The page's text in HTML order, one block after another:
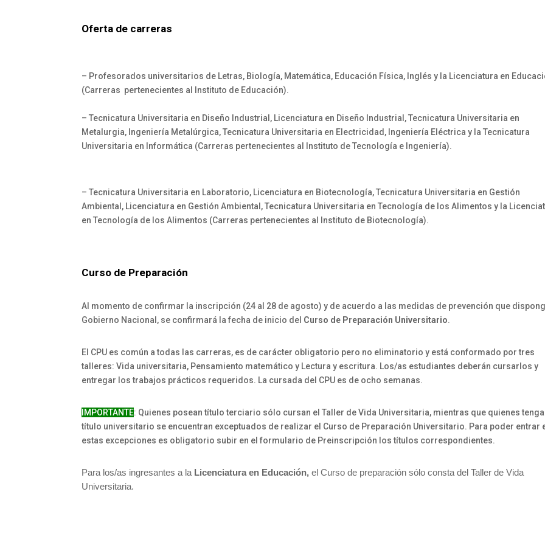
Oferta de carreras
– Profesorados universitarios de Letras, Biología, Matemática, Educación Física, Inglés y la Licenciatura en
(Carreras pertenecientes al Instituto de Educación).
– Tecnicatura Universitaria en Diseño Industrial, Licenciatura en Diseño Industrial, Tecnicatura Universitaria en
Metalurgia, Ingeniería Metalúrgica, Tecnicatura Universitaria en Electricidad, Ingeniería Eléctrica y la Tecnicatura
Universitaria en Informática (Carreras pertenecientes al Instituto de Tecnología e Ingeniería).
– Tecnicatura Universitaria en Laboratorio, Licenciatura en Biotecnología, Tecnicatura Universitaria en Gestión
Ambiental, Licenciatura en Gestión Ambiental, Tecnicatura Universitaria en Tecnología de los Alimentos y la
en Tecnología de los Alimentos (Carreras pertenecientes al Instituto de Biotecnología).
Curso de Preparación
Al momento de confirmar la inscripción (24 al 28 de agosto) y de acuerdo a las medidas de prevención que
Gobierno Nacional, se confirmará la fecha de inicio del Curso de Preparación Universitario.
El CPU es común a todas las carreras, es de carácter obligatorio pero no eliminatorio y está conformado por tres
talleres: Vida universitaria, Pensamiento matemático y Lectura y escritura. Los/as estudiantes deberán cursarlos y
entregar los trabajos prácticos requeridos. La cursada del CPU es de ocho semanas.
IMPORTANTE: Quienes posean título terciario sólo cursan el Taller de Vida Universitaria, mientras que quienes
título universitario se encuentran exceptuados de realizar el Curso de Preparación Universitario. Para poder entrar
estas excepciones es obligatorio subir en el formulario de Preinscripción los títulos correspondientes.
Para los/as ingresantes a la Licenciatura en Educación,el Curso de preparación sólo consta del Taller de Vida
Universitaria.